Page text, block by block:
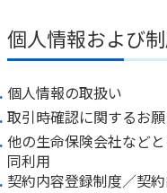
個人情報および
個人情報の取扱い
取引時確認に関するお
他の生命保険会社など
同利用
契約内容登録制度／契